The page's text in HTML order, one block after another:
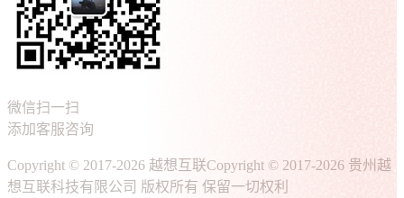
微信扫一扫
添加客服咨询
Copyright © 2017-2026 越想互联Copyright © 2017-2026 贵州越
想互联科技有限公司 版权所有 保留一切权利